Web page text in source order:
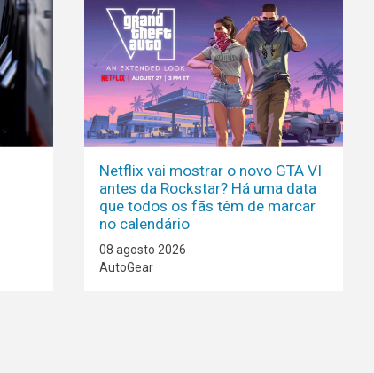
Netflix vai mostrar o novo GTA VI
antes da Rockstar? Há uma data
que todos os fãs têm de marcar
no calendário
08 agosto 2026
AutoGear